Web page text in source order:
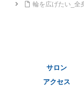
輪を広げたい_全
サロン
アクセス